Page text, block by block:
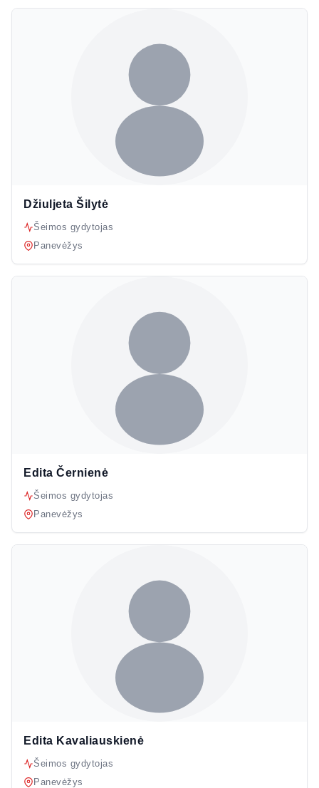
Džiuljeta Šilytė
Šeimos gydytojas
Panevėžys
Edita Černienė
Šeimos gydytojas
Panevėžys
Edita Kavaliauskienė
Šeimos gydytojas
Panevėžys